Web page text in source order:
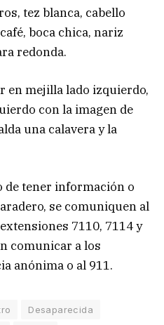
tez blanca, cabello
boca chica, nariz
redonda.
en mejilla lado izquierdo,
con la imagen de
una calavera y la
de tener información o
se comuniquen al
7110, 7114 y
comunicar a los
anónima o al 911.
Desaparecida